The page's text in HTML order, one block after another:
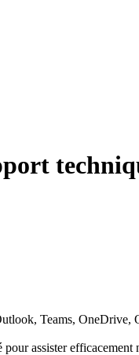
Teams, OneDrive,
assister efficacement